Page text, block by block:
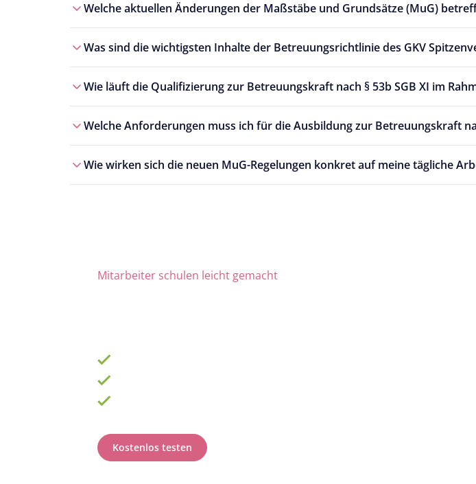
Welche aktuellen Änderungen der Maßstäbe und Grundsätze (MuG)
Was sind die wichtigsten Inhalte der Betreuungsrichtlinie des GKV
Wie läuft die Qualifizierung zur Betreuungskraft nach § 53b SGB XI im
Welche Anforderungen muss ich für die Ausbildung zur Betreuungskraft
Wie wirken sich die neuen MuG-Regelungen konkret auf meine tägliche
Mitarbeiter schulen leicht gemacht
Kostenlos testen